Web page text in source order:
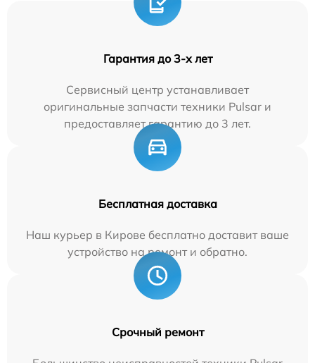
Гарантия до 3-х лет
Сервисный центр устанавливает
оригинальные запчасти техники Pulsar и
предоставляет гарантию до 3 лет.
Бесплатная доставка
Наш курьер в Кирове бесплатно доставит ваше
устройство на ремонт и обратно.
Срочный ремонт